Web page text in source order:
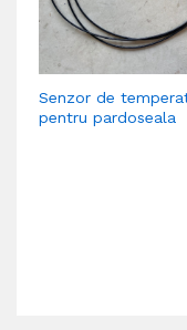
Senzor de
pentru pardoseala